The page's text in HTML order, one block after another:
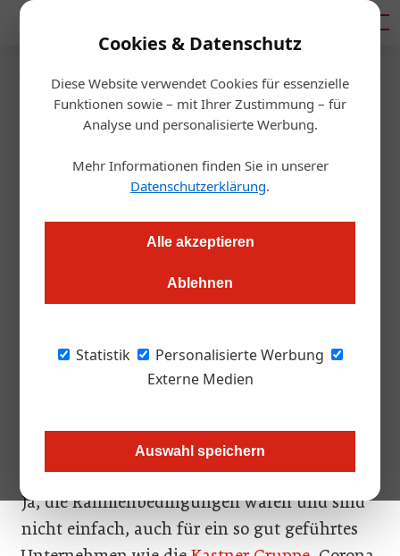
Cookies & Datenschutz
Diese Website verwendet Cookies für essenzielle
Funktionen sowie – mit Ihrer Zustimmung – für
Analyse und personalisierte Werbung.
Mehr Informationen finden Sie in unserer
Datenschutzerklärung.
Alle akzeptieren
Ablehnen
Statistik
Personalisierte Werbung
Externe Medien
Auswahl speichern
Startseite Handel
Gastro-Großhandel
Kastner meldet Rekordgewinn
für 2022
Das abgelaufene Jahr war für den Gastrogroßhändler ein
Markteintritt in Kärnten. Aber das ist noch nicht alles.
v.l.n.r.: Mag. Herwig Gruber, Christof Kastner,
Andreas Blauensteiner
Ja, die Rahmenbedingungen waren und sind
nicht einfach, auch für ein so gut geführtes